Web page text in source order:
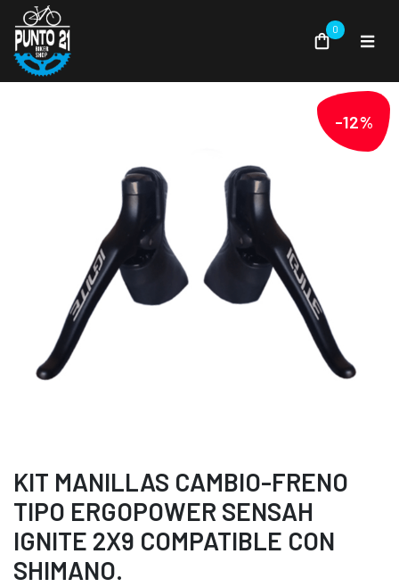
0
-12%
KIT MANILLAS CAMBIO-FRENO
TIPO ERGOPOWER SENSAH
IGNITE 2X9 COMPATIBLE CON
SHIMANO.